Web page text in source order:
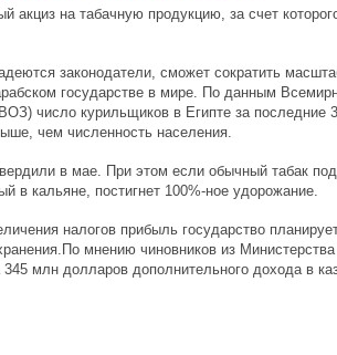
акциз на табачную продукцию, за счет
законодатели, сможет сократить
государстве в мире. По данным
число курильщиков в Египте за последние
чем численность населения.
в мае. При этом если обычный табак
в кальяне, постигнет 100%-ное удорожание.
налогов прибыль государство
мнению чиновников из
345 млн долларов дополнительного дохода в